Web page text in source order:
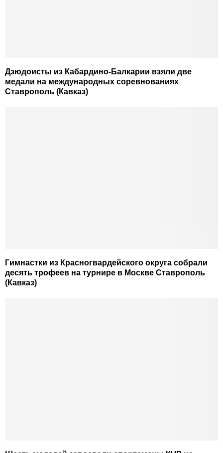
Дзюдоисты из Кабардино-Балкарии взяли две
медали на международных соревнованиях
Ставрополь (Кавказ)
Гимнастки из Красногвардейского округа собрали
десять трофеев на турнире в Москве Ставрополь
(Кавказ)